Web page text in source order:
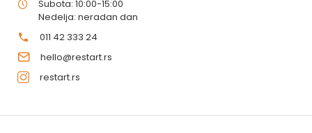
Subota: 10:00-15:00
Nedelja: neradan dan
011 42 333 24
hello@restart.rs
restart.rs